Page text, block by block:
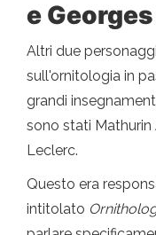
e
Altri due
sull'ornitologia in
grandi
sono stati Mathurin
Leclerc.
Questo era
intitolato